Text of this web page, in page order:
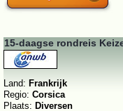
15-daagse rondreis
Land: Frankrijk
Regio: Corsica
Plaats: Diversen